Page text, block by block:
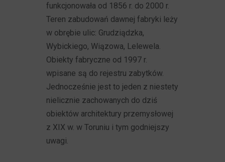
funkcjonowała od 1856 r. do 2000 r.
Teren zabudowań dawnej fabryki leży
w obrębie ulic: Grudziądzka,
Wybickiego, Wiązowa, Lelewela.
Obiekty fabryczne od 1997 r.
wpisane są do rejestru zabytków.
Jednocześnie jest to jeden z niestety
nielicznie zachowanych do dziś
obiektów architektury przemysłowej
z XIX w. w Toruniu i tym godniejszy
uwagi.